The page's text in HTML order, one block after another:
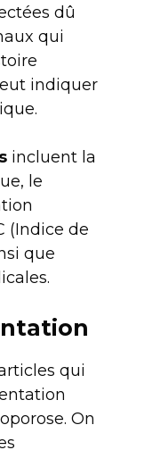
dû
qui
indiquer
incluent la
le
(Indice de
que
qui
On